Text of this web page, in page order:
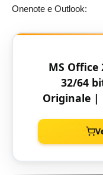
Onenote e Outlook:
MS Office
32/64
Originale |